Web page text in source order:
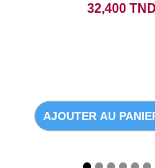
32,400 TND
AJOUTER AU